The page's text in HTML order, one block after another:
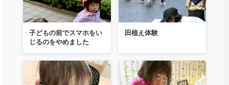
子どもの前でスマホをい
じるのをやめました
田植え体験